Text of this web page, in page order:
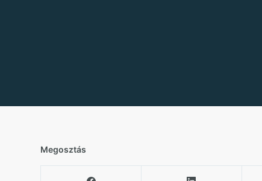
Megosztás